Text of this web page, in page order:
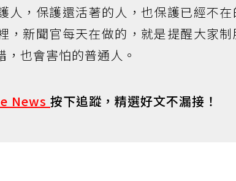
人，保護還活著的人，也保護已經不
，新聞官每天在做的，就是提醒大家
也會害怕的普通人。
News 按下追蹤，精選好文不漏接！